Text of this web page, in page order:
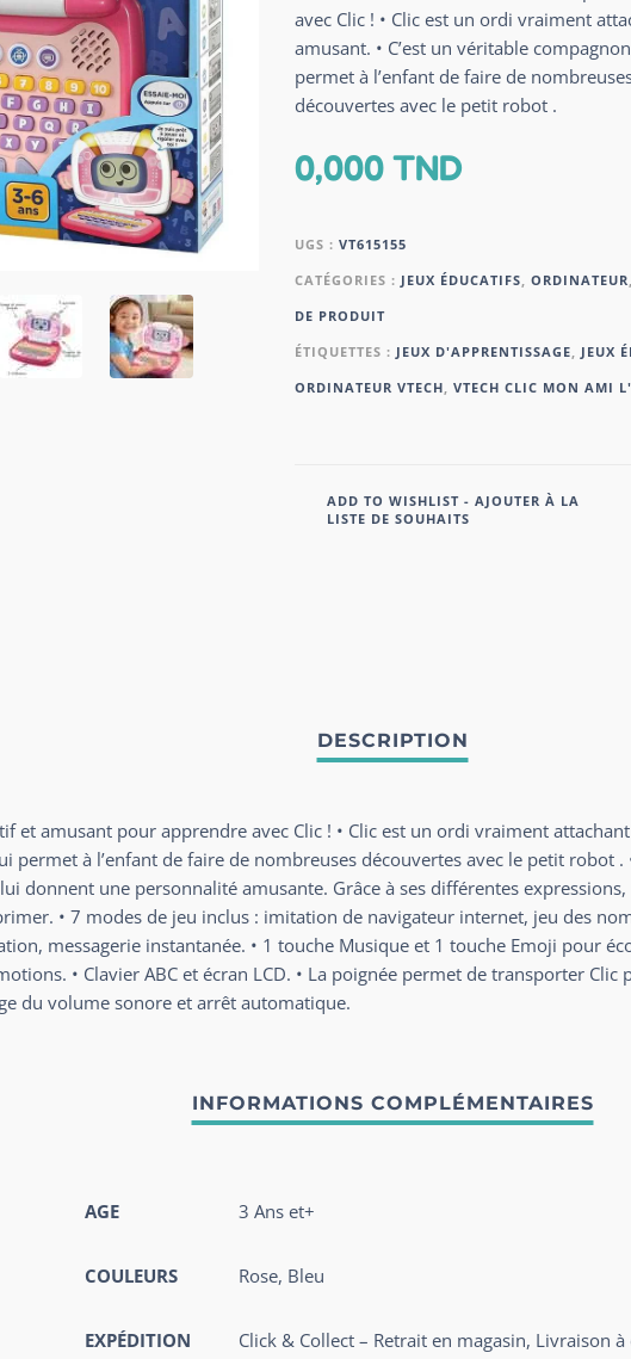
avec Clic ! • Clic est un ordi vraiment
amusant. • C’est un véritable
permet à l’enfant de faire de
découvertes avec le petit robot .
0,000TND
UGS : VT615155
CATÉGORIES : JEUX ÉDUCATIFS, ORDINATEUR,
DE PRODUIT
ÉTIQUETTES : JEUX D'APPRENTISSAGE, JEUX
ORDINATEUR VTECH, VTECH CLIC MON AMI
ADD TO WISHLIST - AJOUTER À LA
LISTE DE SOUHAITS
et amusant pour apprendre avec Clic ! • Clic est un ordi vraiment attachant
permet à l’enfant de faire de nombreuses découvertes avec le petit robot .
donnent une personnalité amusante. Grâce à ses différentes
• 7 modes de jeu inclus : imitation de navigateur internet, jeu des
messagerie instantanée. • 1 touche Musique et 1 touche Emoji pour
• Clavier ABC et écran LCD. • La poignée permet de transporter Clic
du volume sonore et arrêt automatique.
AGE 3 Ans et+
COULEURS Rose, Bleu
EXPÉDITION Click & Collect – Retrait en magasin, Livraison